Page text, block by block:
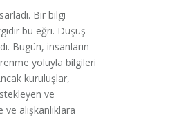
Bir bilgi
bu eğri. Düşüş
Bugün, insanların
yoluyla bilgileri
kuruluşlar,
ve
alışkanlıklara